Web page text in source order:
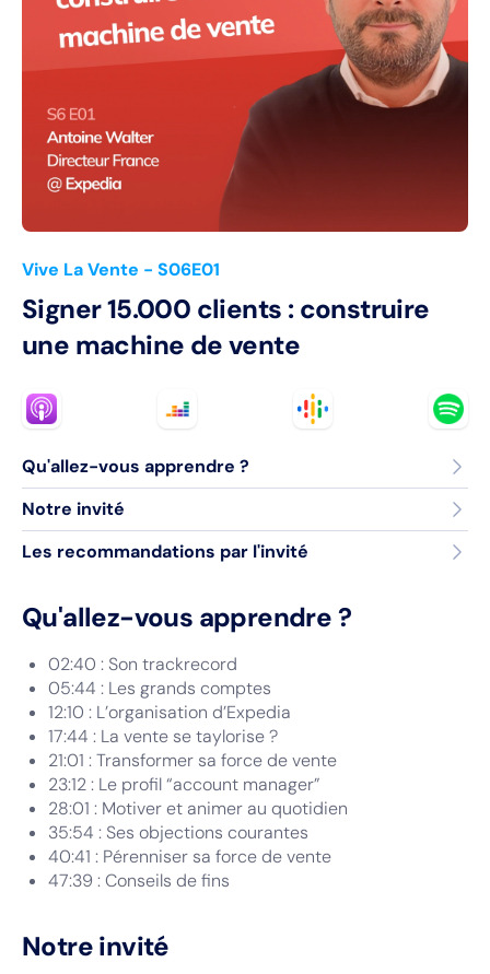
Vive La Vente - S06E01
Signer 15.000 clients : construire
une machine de vente
Qu'allez-vous apprendre ?
Notre invité
Les recommandations par l'invité
Qu'allez-vous apprendre ?
02:40 : Son trackrecord
05:44 : Les grands comptes
12:10 : L’organisation d’Expedia
17:44 : La vente se taylorise ?
21:01 : Transformer sa force de vente
23:12 : Le profil “account manager”
28:01 : Motiver et animer au quotidien
35:54 : Ses objections courantes
40:41 : Pérenniser sa force de vente
47:39 : Conseils de fins
Notre invité